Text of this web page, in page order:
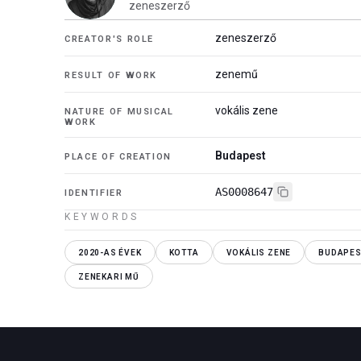
zeneszerző
CREATOR'S ROLE zeneszerző
RESULT OF WORK zenemű
NATURE OF MUSICAL
WORK
vokális zene
PLACE OF CREATION Budapest
IDENTIFIER AS0008647
KEYWORDS
2020-AS ÉVEK KOTTA VOKÁLIS ZENE
ZENEKARI MŰ